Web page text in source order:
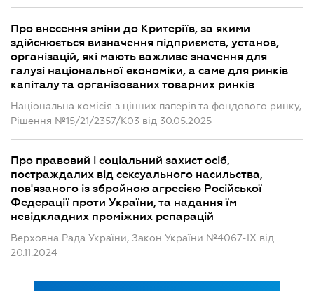
Про внесення зміни до Критеріїв, за якими
здійснюється визначення підприємств, установ,
організацій, які мають важливе значення для
галузі національної економіки, а саме для ринків
капіталу та організованих товарних ринків
Національна комісія з цінних паперів та фондового ринку,
Рішення №15/21/2357/К03 від 30.05.2025
Про правовий і соціальний захист осіб,
постраждалих від сексуального насильства,
пов'язаного із збройною агресією Російської
Федерації проти України, та надання їм
невідкладних проміжних репарацій
Верховна Рада України, Закон України №4067-IX від
20.11.2024